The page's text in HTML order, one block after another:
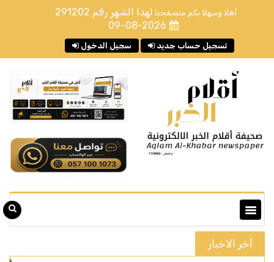
أهلا وسهلا بكم متصفحنا لهذا الشهر رقم 291202
09-08-2026
سجيل الدخول تسجيل حساب جديد
أخر الاخبار